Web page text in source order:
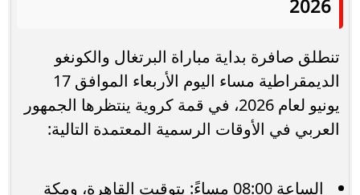
2026
تنطلق صافرة بداية مباراة البرتغال والكونغو
الديمقراطية مساء اليوم الأربعاء الموافق 17
يونيو لعام 2026، في قمة كروية ينتظرها الجمهور
العربي في الأوقات الرسمية المعتمدة التالية:
الساعة 08:00 مساءً: بتوقيت القاهرة، ومكة